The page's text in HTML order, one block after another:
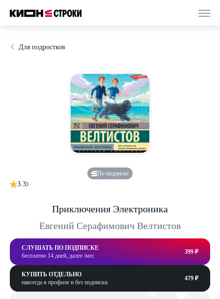
Для подростков
По подписке
3.3
Приключения Электроника
Евгений Серафимович Велтистов
СЛУШАТЬ ПО ПОДПИСКЕ
бесплатно 14 дней, далее /мес
399 ₽
КУПИТЬ ОТДЕЛЬНО
навсегда в профиле и без подписки
479 ₽